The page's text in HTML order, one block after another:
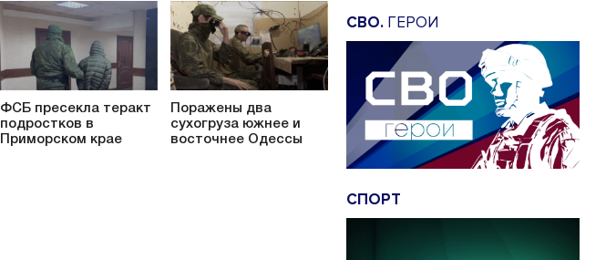
ФСБ пресекла теракт
подростков в
Приморском крае
Поражены два
сухогруза южнее и
восточнее Одессы
СВО. ГЕРОИ
СПОРТ